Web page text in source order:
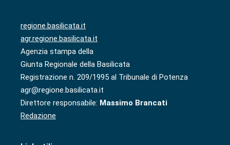
regione.basilicata.it
agr.regione.basilicata.it
Agenzia stampa della
Giunta Regionale della Basilicata
Registrazione n. 209/1995 al Tribunale di Potenza
agr@regione.basilicata.it
Direttore responsabile: Massimo Brancati
Redazione